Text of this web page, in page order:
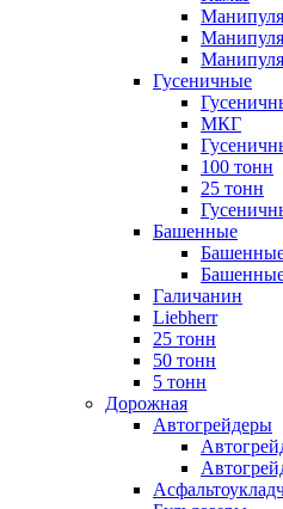
Гусеничные
МКГ
100 тонн
25 тонн
Башенные
Галичанин
Liebherr
25 тонн
50 тонн
5 тонн
Дорожная
Автогрейдеры